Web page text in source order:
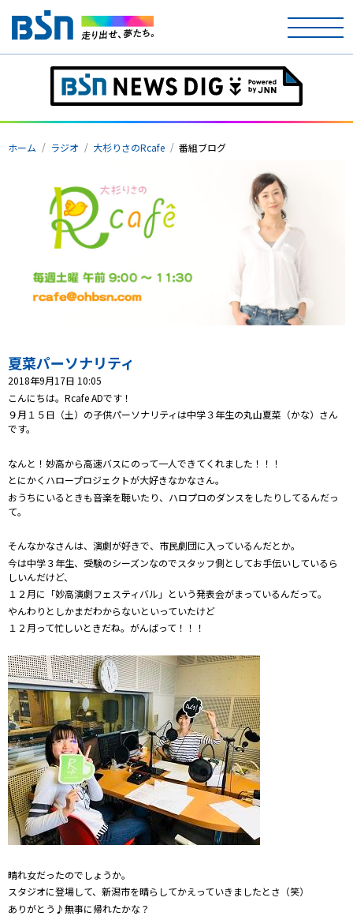
ホーム
テレビ
ラジオ
アナウンサー
イベント
ニュース
プレゼント
コンテンツ・アプリ
Well-being 防災・減災
ショッピング
お問い合わせ
ホーム ラジオ 大杉りさのRcafe 番組ブログ
夏菜パーソナリティ
2018年9月17日 10:05
こんにちは。Rcafe ADです！
９月１５日（土）の子供パーソナリティは中学３年生の丸山夏菜（かな）さん
です。
なんと！妙高から高速バスにのって一人できてくれました！！！
とにかくハロープロジェクトが大好きなかなさん。
おうちにいるときも音楽を聴いたり、ハロプロのダンスをしたりしてるんだっ
て。
そんなかなさんは、演劇が好きで、市民劇団に入っているんだとか。
今は中学３年生、受験のシーズンなのでスタッフ側としてお手伝いしているら
しいんだけど、
１２月に「妙高演劇フェスティバル」という発表会がまっているんだって。
やんわりとしかまだわからないといっていたけど
１２月って忙しいときだね。がんばって！！！
晴れ女だったのでしょうか。
スタジオに登場して、新潟市を晴らしてかえっていきましたとさ（笑）
ありがとう♪無事に帰れたかな？